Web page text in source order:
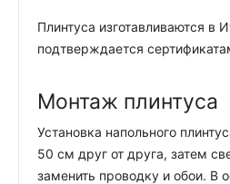
Плинтуса изготавливаются в
подтверждается
Монтаж плинтуса
Установка напольного
50 см друг от друга, затем
заменить проводку и обои. В